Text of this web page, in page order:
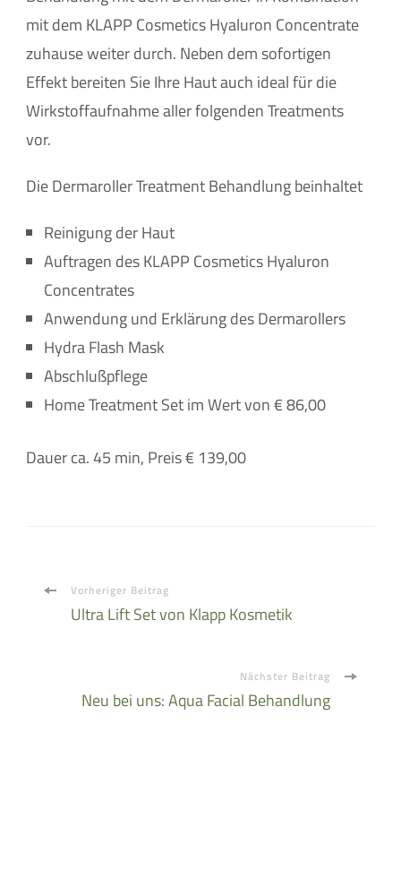
mit dem KLAPP Cosmetics Hyaluron Concentrate
zuhause weiter durch. Neben dem sofortigen
Effekt bereiten Sie Ihre Haut auch ideal für die
Wirkstoffaufnahme aller folgenden Treatments
vor.
Die Dermaroller Treatment Behandlung beinhaltet
Reinigung der Haut
Auftragen des KLAPP Cosmetics Hyaluron
Concentrates
Anwendung und Erklärung des Dermarollers
Hydra Flash Mask
Abschlußpflege
Home Treatment Set im Wert von € 86,00
Dauer ca. 45 min, Preis € 139,00
Beitragsnavigation
Vorheriger Beitrag
Ultra Lift Set von Klapp Kosmetik
Nächster Beitrag
Neu bei uns: Aqua Facial Behandlung